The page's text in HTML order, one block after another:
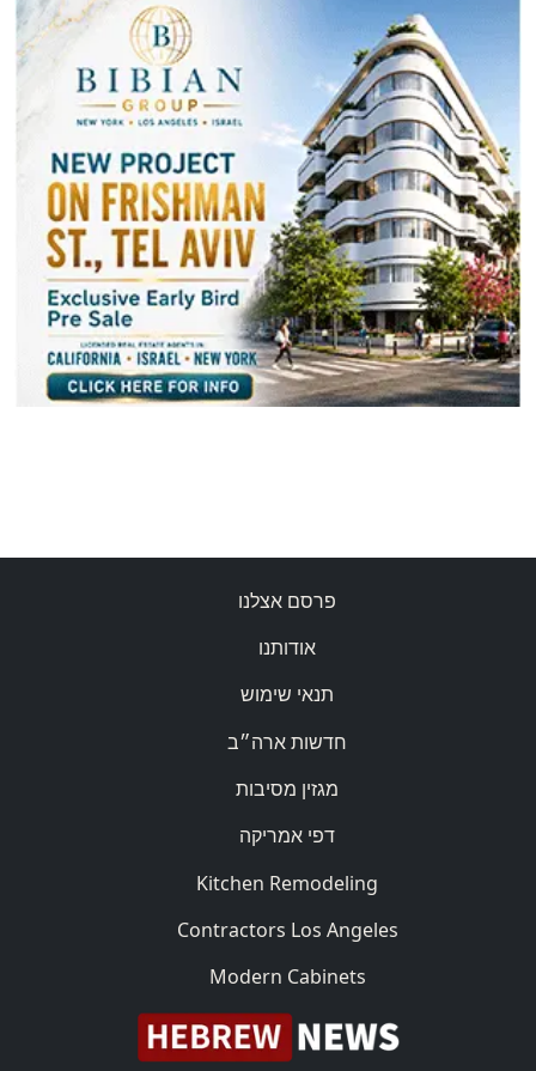
פרסם אצלנו
אודותנו
תנאי שימוש
חדשות ארה״ב
מגזין מסיבות
דפי אמריקה
Kitchen Remodeling
Contractors Los Angeles
Modern Cabinets